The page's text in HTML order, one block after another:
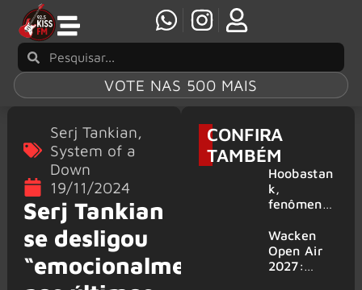
VOTE NAS 500 MAIS
Serj Tankian,
System of a
Down
19/11/2024
Serj Tankian
se desligou
“emocionalmente”
CONFIRA
TAMBÉM
Hoobastan
k,
fenômeno
rock anos
2000,
volta ao
Wacken
Open Air
2027: